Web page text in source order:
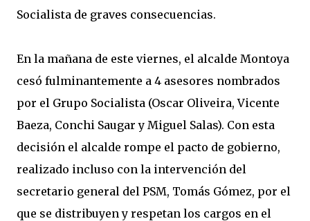
Socialista de graves consecuencias.
En la mañana de este viernes, el alcalde Montoya
cesó fulminantemente a 4 asesores nombrados
por el Grupo Socialista (Oscar Oliveira, Vicente
Baeza, Conchi Saugar y Miguel Salas). Con esta
decisión el alcalde rompe el pacto de gobierno,
realizado incluso con la intervención del
secretario general del PSM, Tomás Gómez, por el
que se distribuyen y respetan los cargos en el